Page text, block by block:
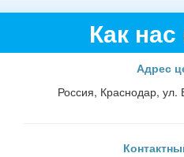
Как
Адрес
Россия, Краснодар, ул.